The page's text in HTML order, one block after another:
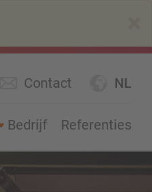
NL
Contact
Bedrijf Referenties